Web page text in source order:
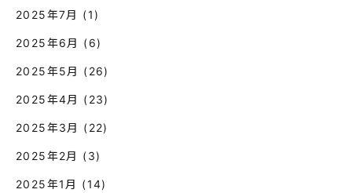
2025年7月 (1)
2025年6月 (6)
2025年5月 (26)
2025年4月 (23)
2025年3月 (22)
2025年2月 (3)
2025年1月 (14)